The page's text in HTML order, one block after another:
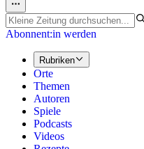
Abonnent:in werden
Rubriken
Orte
Themen
Autoren
Spiele
Podcasts
Videos